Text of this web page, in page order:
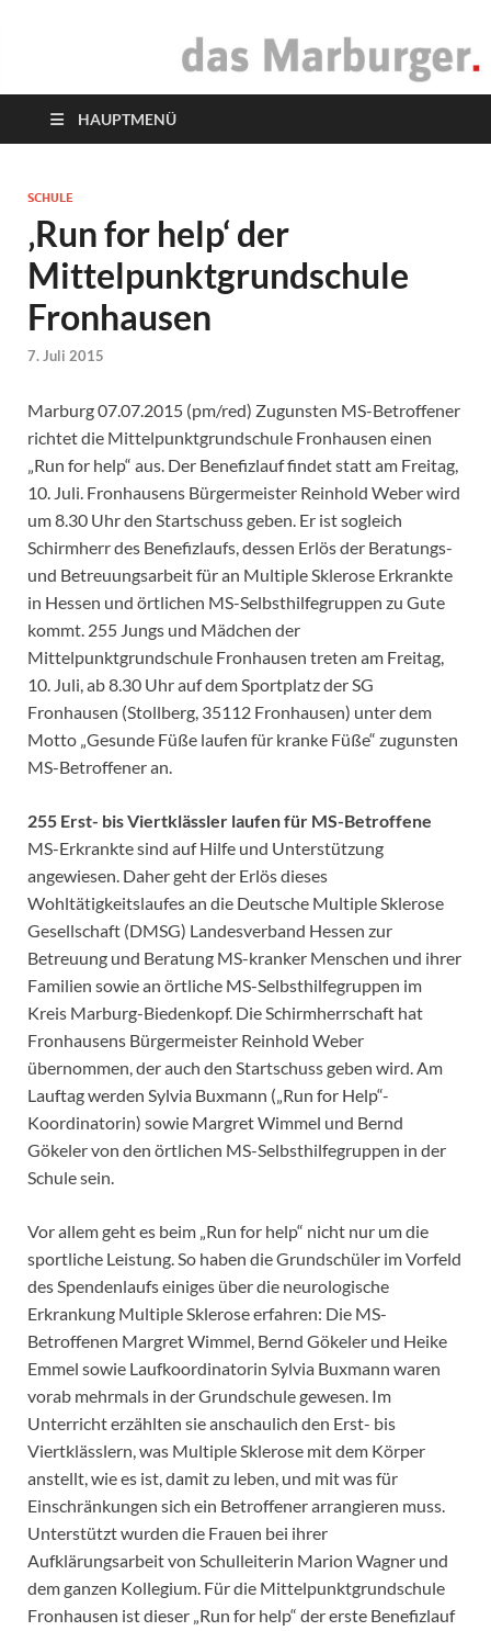
das Marburger.
HAUPTMENÜ
SCHULE
‚Run for help‘ der
Mittelpunktgrundschule
Fronhausen
7. Juli 2015
Marburg 07.07.2015 (pm/red) Zugunsten MS-Betroffener
richtet die Mittelpunktgrundschule Fronhausen einen
„Run for help“ aus. Der Benefizlauf findet statt am Freitag,
10. Juli. Fronhausens Bürgermeister Reinhold Weber wird
um 8.30 Uhr den Startschuss geben. Er ist sogleich
Schirmherr des Benefizlaufs, dessen Erlös der Beratungs-
und Betreuungsarbeit für an Multiple Sklerose Erkrankte
in Hessen und örtlichen MS-Selbsthilfegruppen zu Gute
kommt. 255 Jungs und Mädchen der
Mittelpunktgrundschule Fronhausen treten am Freitag,
10. Juli, ab 8.30 Uhr auf dem Sportplatz der SG
Fronhausen (Stollberg, 35112 Fronhausen) unter dem
Motto „Gesunde Füße laufen für kranke Füße“ zugunsten
MS-Betroffener an.
255 Erst- bis Viertklässler laufen für MS-Betroffene
MS-Erkrankte sind auf Hilfe und Unterstützung
angewiesen. Daher geht der Erlös dieses
Wohltätigkeitslaufes an die Deutsche Multiple Sklerose
Gesellschaft (DMSG) Landesverband Hessen zur
Betreuung und Beratung MS-kranker Menschen und ihrer
Familien sowie an örtliche MS-Selbsthilfegruppen im
Kreis Marburg-Biedenkopf. Die Schirmherrschaft hat
Fronhausens Bürgermeister Reinhold Weber
übernommen, der auch den Startschuss geben wird. Am
Lauftag werden Sylvia Buxmann („Run for Help“-
Koordinatorin) sowie Margret Wimmel und Bernd
Gökeler von den örtlichen MS-Selbsthilfegruppen in der
Schule sein.
Vor allem geht es beim „Run for help“ nicht nur um die
sportliche Leistung. So haben die Grundschüler im Vorfeld
des Spendenlaufs einiges über die neurologische
Erkrankung Multiple Sklerose erfahren: Die MS-
Betroffenen Margret Wimmel, Bernd Gökeler und Heike
Emmel sowie Laufkoordinatorin Sylvia Buxmann waren
vorab mehrmals in der Grundschule gewesen. Im
Unterricht erzählten sie anschaulich den Erst- bis
Viertklässlern, was Multiple Sklerose mit dem Körper
anstellt, wie es ist, damit zu leben, und mit was für
Einschränkungen sich ein Betroffener arrangieren muss.
Unterstützt wurden die Frauen bei ihrer
Aufklärungsarbeit von Schulleiterin Marion Wagner und
dem ganzen Kollegium. Für die Mittelpunktgrundschule
Fronhausen ist dieser „Run for help“ der erste Benefizlauf